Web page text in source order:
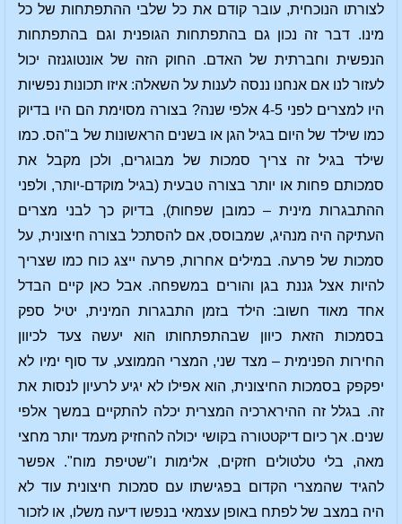
לצורתו הנוכחית, עובר קודם את כל שלבי ההתפתחות של כל
מינו. דבר זה נכון גם בהתפתחות הגופנית וגם בהתפתחות
הנפשית וחברתית של האדם. החוק הזה של אונטוגנזה יכול
לעזור לנו אם אנחנו ננסה לענות על השאלה: איזו תכונות נפשיות
היו למצרים לפני 4-5 אלפי שנה? בצורה מסוימת הם היו בדיוק
כמו שילד של היום בגיל הגן או בשנים הראשונות של ב"הס. כמו
שילד בגיל זה צריך סמכות של מבוגרים, ולכן מקבל את
סמכותם פחות או יותר בצורה טבעית (בגיל מוקדם-יותר, ולפני
ההתבגרות מינית – כמובן שפחות), בדיוק כך לבני מצרים
העתיקה היה מנהיג, שמבוסס, אם להסתכל בצורה חיצונית, על
סמכות של פרעה. במילים אחרות, פרעה ייצג כוח כמו שצריך
להיות אצל גננת בגן והורים במשפחה. אבל כאן קיים הבדל
אחד מאוד חשוב: הילד בזמן התבגרות המינית, יטיל ספק
בסמכות הזאת כיוון שבהתפתחותו הוא יעשה צעד לכיוון
החירות הפנימית – מצד שני, המצרי הממוצע, עד סוף ימיו לא
יפקפק בסמכות החיצונית, הוא אפילו לא יגיע לרעיון לנסות את
זה. בגלל זה ההירארכיה המצרית יכלה להתקיים במשך אלפי
שנים. אך כיום דיקטטורה בקושי יכולה להחזיק מעמד יותר מחצי
מאה, בלי טלטולים חזקים, אלימות ו"שטיפת מוח". אפשר
להגיד שהמצרי הקדום בפגישתו עם סמכות חיצונית עוד לא
היה במצב של לפתח באופן עצמאי בנפשו דיעה משלו, או לזכור